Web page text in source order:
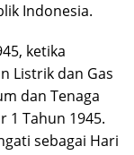
Indonesia.
ketika
Listrik dan Gas
dan Tenaga
1 Tahun 1945.
sebagai Hari